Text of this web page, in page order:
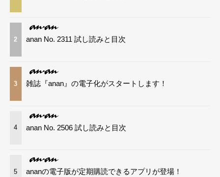
2 anan No. 2311 試し読みと目次
3 雑誌『anan』の電子化がスタートします！
4 anan No. 2506 試し読みと目次
5 ananの電子版が定期購読できるアプリが登場！